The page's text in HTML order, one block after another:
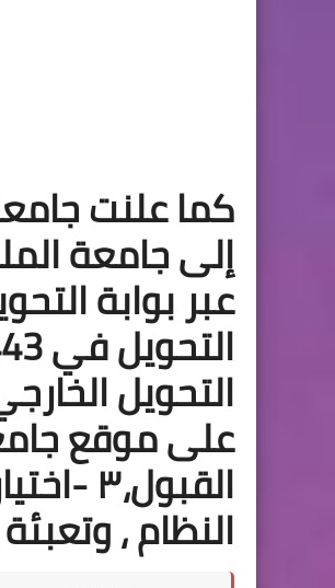
كما علنت
إلى جامعة
عبر بوابة
التحويل
على موقع
القبول،٣ -
النظام،